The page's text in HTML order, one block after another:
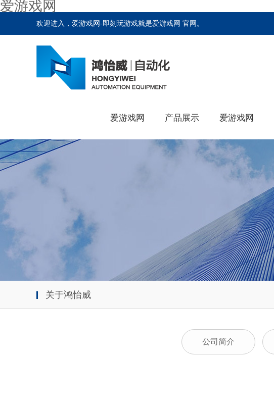
爱游戏网
欢迎进入，爱游戏网-即刻玩游戏就是爱游戏网 官网。
爱游戏网 产品展示 爱游戏网
关于鸿怡威
公司简介